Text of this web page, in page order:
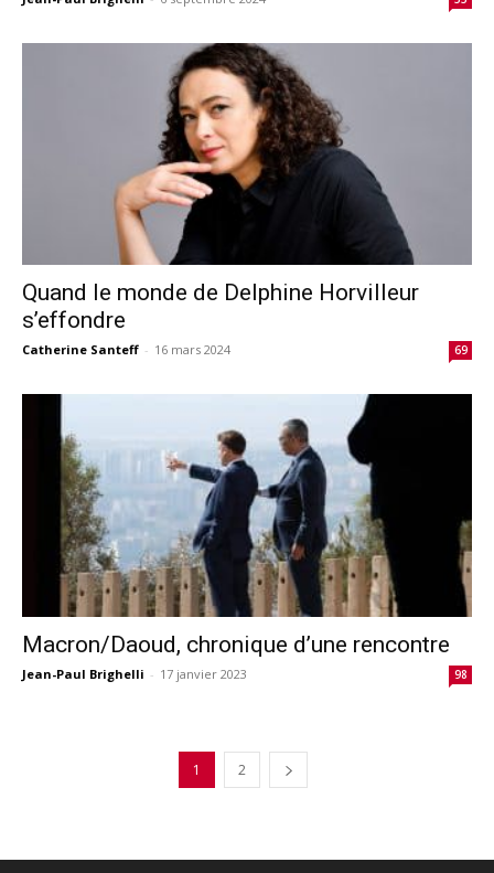
Quand le monde de Delphine Horvilleur
s’effondre
Catherine Santeff - 16 mars 2024 69
Macron/Daoud, chronique d’une rencontre
Jean-Paul Brighelli - 17 janvier 2023 98
1 2